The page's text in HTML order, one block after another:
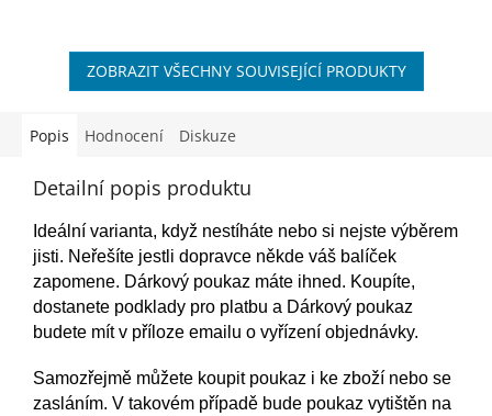
ZOBRAZIT VŠECHNY SOUVISEJÍCÍ PRODUKTY
Popis Hodnocení Diskuze
Detailní popis produktu
Ideální varianta, když nestíháte nebo si nejste výběrem
jisti. Neřešíte jestli dopravce někde váš balíček
zapomene. Dárkový poukaz máte ihned. Koupíte,
dostanete podklady pro platbu a Dárkový poukaz
budete mít v příloze emailu o vyřízení objednávky.
Samozřejmě můžete koupit poukaz i ke zboží nebo se
zasláním. V takovém případě bude poukaz vytištěn na